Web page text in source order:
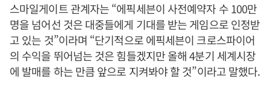
스마일게이트 관계자는 “에픽세븐이 사전예약자 수 100만
명을 넘어선 것은 대중들에게 기대를 받는 게임으로 인정받
고 있는 것”이라며 “단기적으로 에픽세븐이 크로스파이어
의 수익을 뛰어넘는 것은 힘들겠지만 올해 4분기 세계시장
에 발매를 하는 만큼 앞으로 지켜봐야 할 것”이라고 말했다.